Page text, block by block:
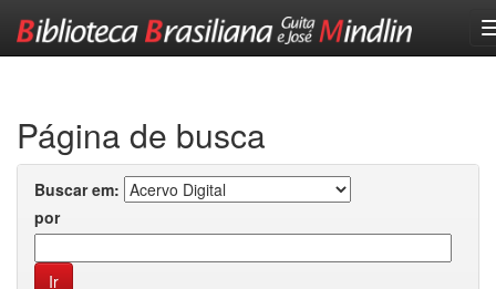
Página de busca
Buscar em:
por